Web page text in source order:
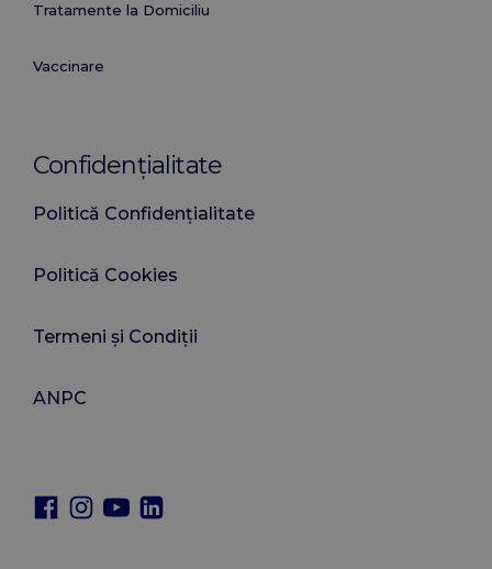
Tratamente la Domiciliu
Vaccinare
Confidențialitate
Politică Confidențialitate
Politică Cookies
Termeni și Condiții
ANPC